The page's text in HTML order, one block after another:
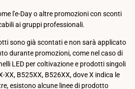
l'e-Day o altre promozioni con sconti
ai gruppi professionali.
sono già scontati e non sarà applicato
durante promozioni, come nel caso di
LED per coltivazione e prodotti singoli
XX, B525XX, B526XX, dove X indica le
esistono alcune linee di prodotto